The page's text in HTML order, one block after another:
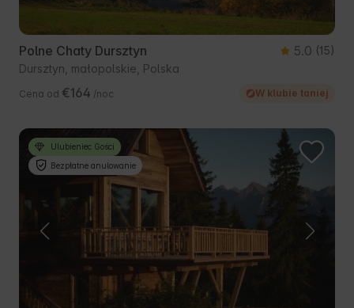
Polne Chaty Dursztyn 5.0 (15)
Dursztyn, małopolskie, Polska
Cena od €164 /noc W klubie taniej
Ulubieniec Gości
Bezpłatne anulowanie